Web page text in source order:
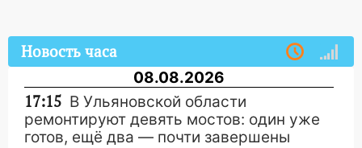
Новость часа
08.08.2026
17:15 В Ульяновской области
ремонтируют девять мостов: один уже
готов, ещё два — почти завершены